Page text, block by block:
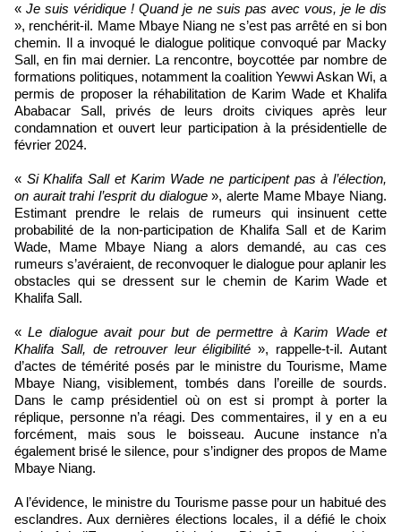
« Je suis véridique ! Quand je ne suis pas avec vous, je le dis
», renchérit-il. Mame Mbaye Niang ne s’est pas arrêté en si bon
chemin. Il a invoqué le dialogue politique convoqué par Macky
Sall, en fin mai dernier. La rencontre, boycottée par nombre de
formations politiques, notamment la coalition Yewwi Askan Wi, a
permis de proposer la réhabilitation de Karim Wade et Khalifa
Ababacar Sall, privés de leurs droits civiques après leur
condamnation et ouvert leur participation à la présidentielle de
février 2024.
« Si Khalifa Sall et Karim Wade ne participent pas à l’élection,
on aurait trahi l’esprit du dialogue», alerte Mame Mbaye Niang.
Estimant prendre le relais de rumeurs qui insinuent cette
probabilité de la non-participation de Khalifa Sall et de Karim
Wade, Mame Mbaye Niang a alors demandé, au cas ces
rumeurs s’avéraient, de reconvoquer le dialogue pour aplanir les
obstacles qui se dressent sur le chemin de Karim Wade et
Khalifa Sall.
«Le dialogue avait pour but de permettre à Karim Wade et
Khalifa Sall, de retrouver leur éligibilité», rappelle-t-il. Autant
d’actes de témérité posés par le ministre du Tourisme, Mame
Mbaye Niang, visiblement, tombés dans l’oreille de sourds.
Dans le camp présidentiel où on est si prompt à porter la
réplique, personne n’a réagi. Des commentaires, il y en a eu
forcément, mais sous le boisseau. Aucune instance n’a
également brisé le silence, pour s’indigner des propos de Mame
Mbaye Niang.
A l’évidence, le ministre du Tourisme passe pour un habitué des
esclandres. Aux dernières élections locales, il a défié le choix